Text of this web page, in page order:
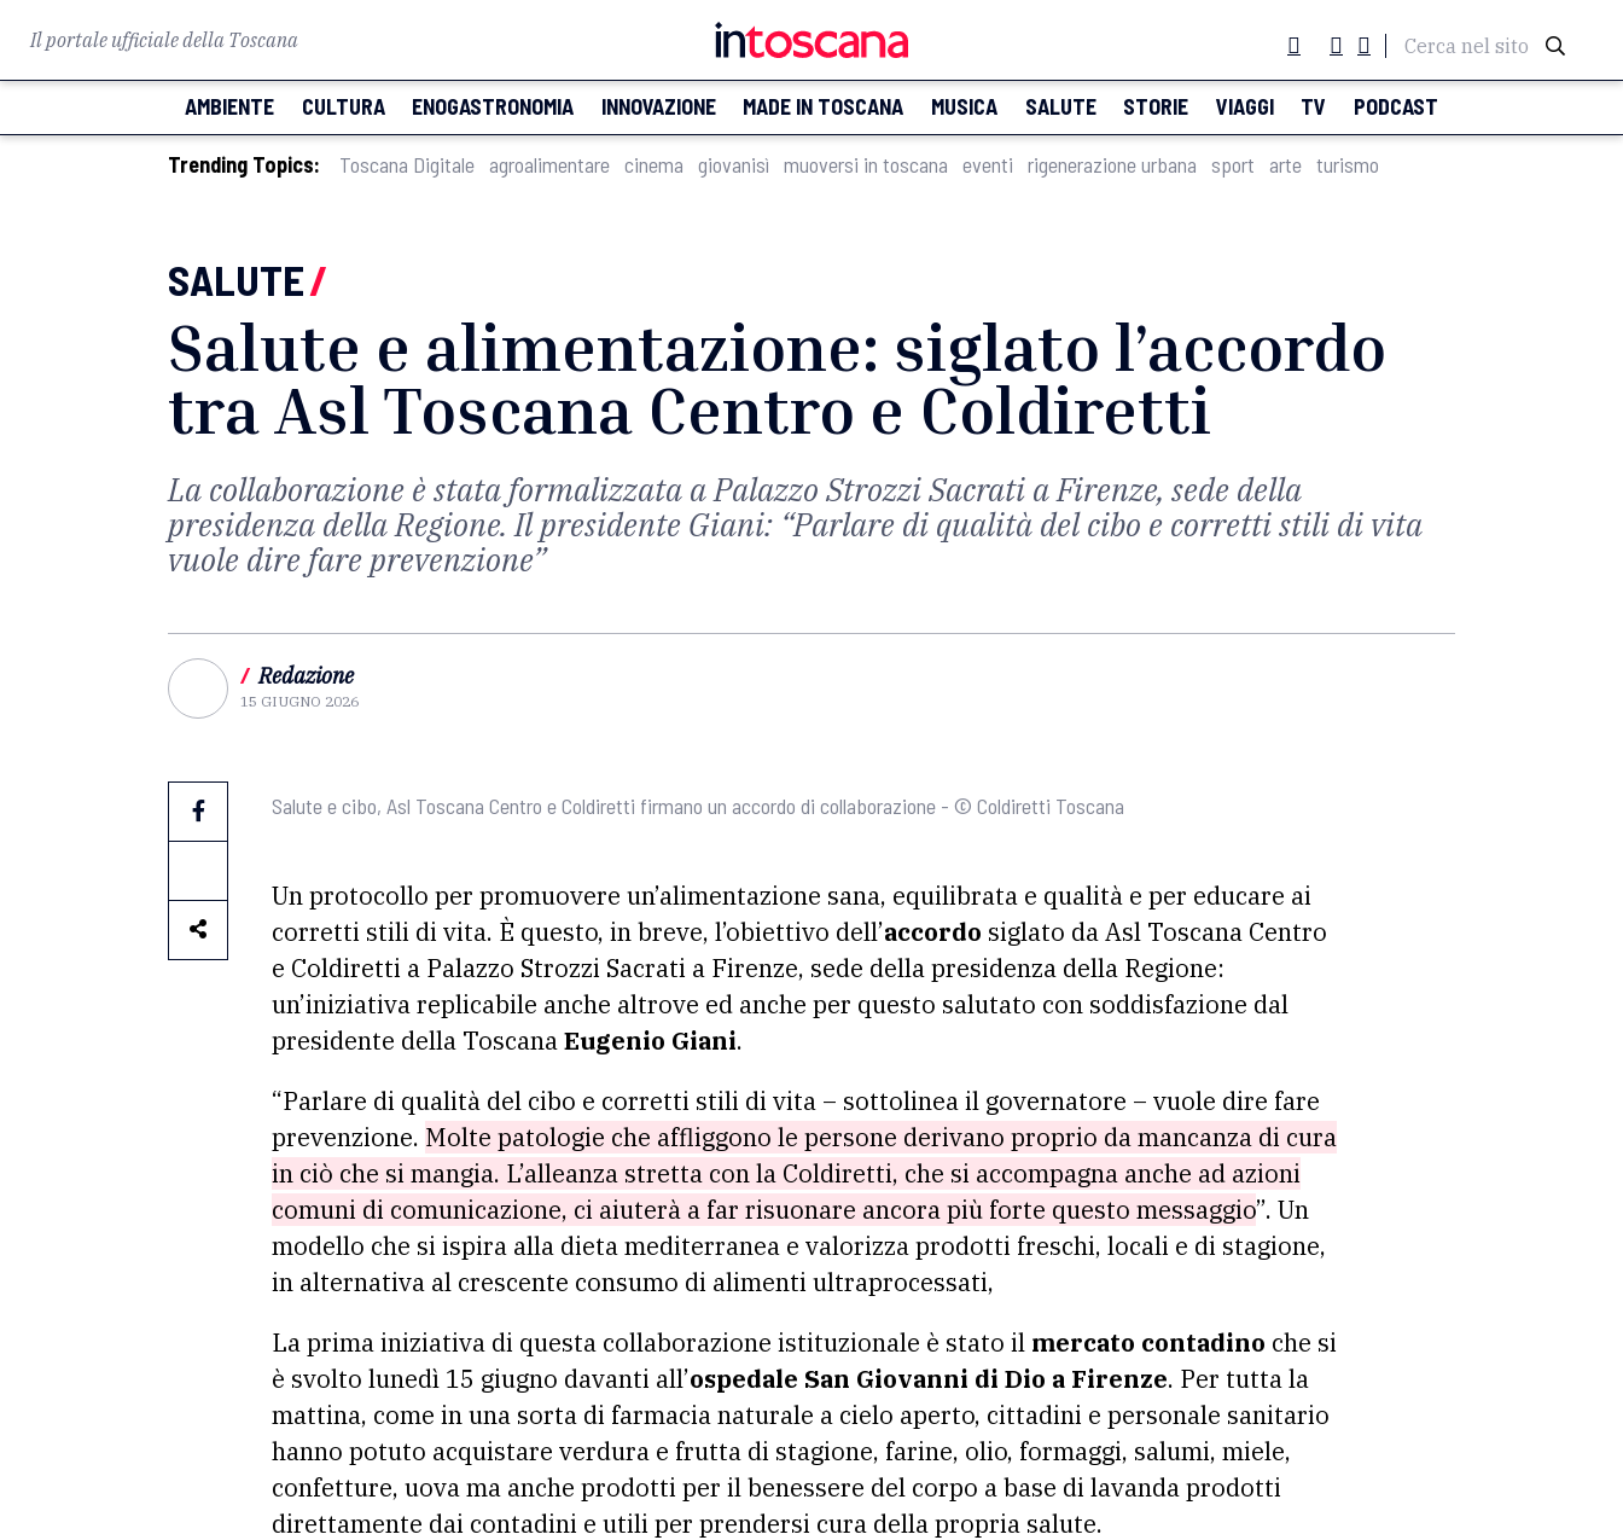
Il portale ufficiale della Toscana Cerca nel sito
AMBIENTE CULTURA ENOGASTRONOMIA INNOVAZIONE MADE IN TOSCANA MUSICA SALUTE STORIE VIAGGI TV PODCAST
Trending Topics: Toscana Digitale agroalimentare cinema giovanisì muoversi in toscana eventi rigenerazione urbana sport arte turismo
SALUTE/
Salute e alimentazione: siglato l’accordo
tra Asl Toscana Centro e Coldiretti
La collaborazione è stata formalizzata a Palazzo Strozzi Sacrati a Firenze, sede della
presidenza della Regione. Il presidente Giani: “Parlare di qualità del cibo e corretti stili di vita
vuole dire fare prevenzione”
/ Redazione
15 GIUGNO 2026
Salute e cibo, Asl Toscana Centro e Coldiretti firmano un accordo di collaborazione - © Coldiretti Toscana
Un protocollo per promuovere un’alimentazione sana, equilibrata e qualità e per educare ai
corretti stili di vita. È questo, in breve, l’obiettivo dell’accordo siglato da Asl Toscana Centro
e Coldiretti a Palazzo Strozzi Sacrati a Firenze, sede della presidenza della Regione:
un’iniziativa replicabile anche altrove ed anche per questo salutato con soddisfazione dal
presidente della ToscanaEugenio Giani.
“Parlare di qualità del cibo e corretti stili di vita – sottolinea il governatore – vuole dire fare
prevenzione. Molte patologie che affliggono le persone derivano proprio da mancanza di cura
in ciò che si mangia. L’alleanza stretta con la Coldiretti, che si accompagna anche ad azioni
comuni di comunicazione, ci aiuterà a far risuonare ancora più forte questo messaggio”. Un
modello che si ispira alla dieta mediterranea e valorizza prodotti freschi, locali e di stagione,
in alternativa al crescente consumo di alimenti ultraprocessati,
La prima iniziativa di questa collaborazione istituzionale è stato il mercato contadino che si
è svolto lunedì 15 giugno davanti all’ospedale San Giovanni di Dio a Firenze. Per tutta la
mattina, come in una sorta di farmacia naturale a cielo aperto, cittadini e personale sanitario
hanno potuto acquistare verdura e frutta di stagione, farine, olio, formaggi, salumi, miele,
confetture, uova ma anche prodotti per il benessere del corpo a base di lavanda prodotti
direttamente dai contadini e utili per prendersi cura della propria salute.